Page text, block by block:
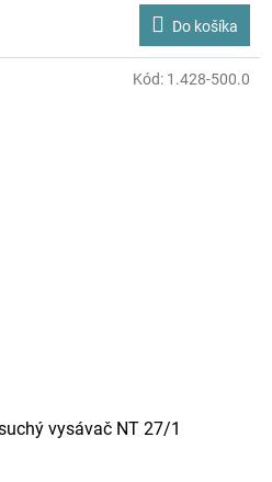
Do košíka
vysávač NT 27/1
Kód: 1.428-500.0